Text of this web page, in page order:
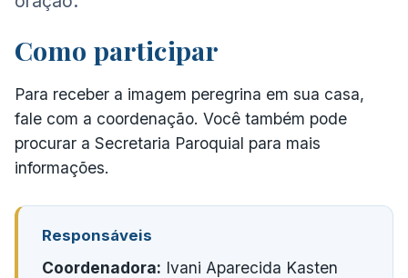
Como participar
Para receber a imagem peregrina em sua casa,
fale com a coordenação. Você também pode
procurar a Secretaria Paroquial para mais
informações.
Responsáveis
Coordenadora: Ivani Aparecida Kasten